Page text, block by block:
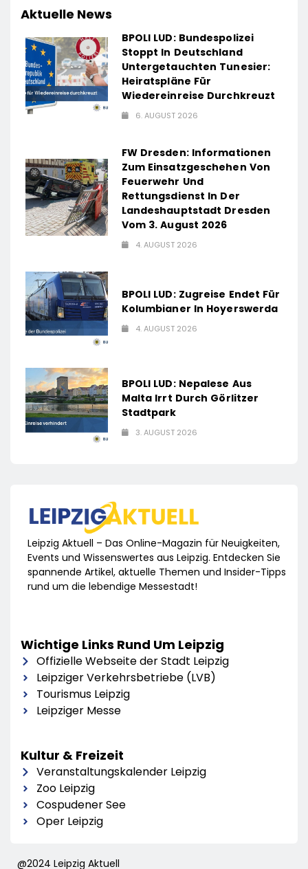
Aktuelle News
BPOLI LUD: Bundespolizei
Stoppt In Deutschland
Untergetauchten Tunesier:
Heiratspläne Für
Wiedereinreise Durchkreuzt
6. AUGUST 2026
FW Dresden: Informationen
Zum Einsatzgeschehen Von
Feuerwehr Und
Rettungsdienst In Der
Landeshauptstadt Dresden
Vom 3. August 2026
4. AUGUST 2026
BPOLI LUD: Zugreise Endet Für
Kolumbianer In Hoyerswerda
4. AUGUST 2026
BPOLI LUD: Nepalese Aus
Malta Irrt Durch Görlitzer
Stadtpark
3. AUGUST 2026
Leipzig Aktuell – Das Online-Magazin für Neuigkeiten,
Events und Wissenswertes aus Leipzig. Entdecken Sie
spannende Artikel, aktuelle Themen und Insider-Tipps
rund um die lebendige Messestadt!
Wichtige Links Rund Um Leipzig
Offizielle Webseite der Stadt Leipzig
Leipziger Verkehrsbetriebe (LVB)
Tourismus Leipzig
Leipziger Messe
Kultur & Freizeit
Veranstaltungskalender Leipzig
Zoo Leipzig
Cospudener See
Oper Leipzig
@2024 Leipzig Aktuell